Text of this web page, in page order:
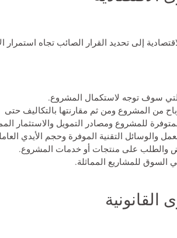
إلى تحديد القرار الصائب تجاه
سوف توجه لاستكمال المشروع.
من المشروع ومن ثم مقارنتها بالتكاليف
للمشروع ومصادر التمويل والاستثمار
والوسائل التقنية الموفرة وحجم الأيدي
والطلب على منتجات أو خدمات المشروع.
السوق للمشاريع المماثلة.